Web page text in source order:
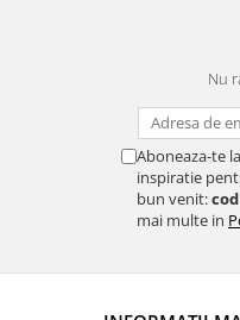
Nu
Aboneaza-te
inspiratie
bun venit:
mai multe in